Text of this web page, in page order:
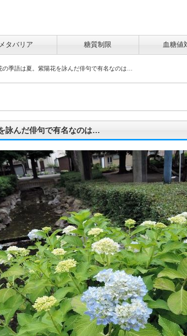
メタバリア 糖質制限 血糖値
の季語は夏。紫陽花を詠んだ俳句で有名なのは…
詠んだ俳句で有名なのは…